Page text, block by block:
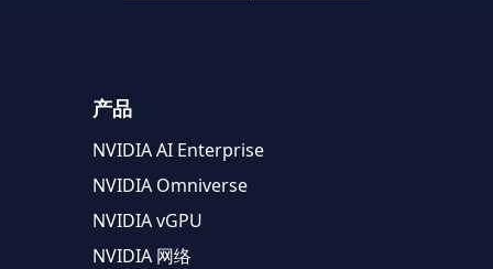
产品
NVIDIA AI Enterprise
NVIDIA Omniverse
NVIDIA vGPU
NVIDIA 网络